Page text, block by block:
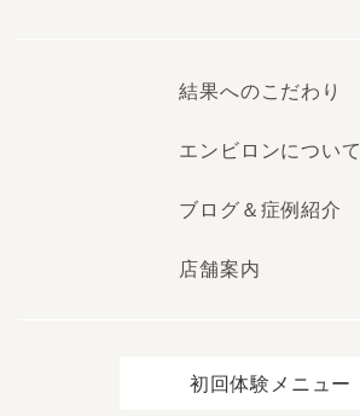
結果へのこだわり
エンビロンについて
ブログ＆症例紹介
店舗案内
初回体験メニュー